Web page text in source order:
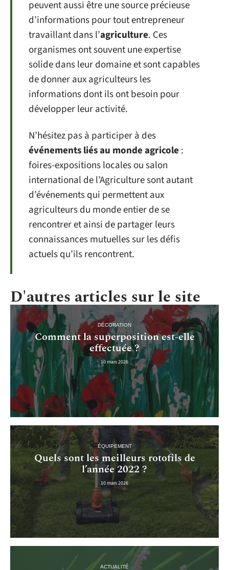
peuvent aussi être une source précieuse
d’informations pour tout entrepreneur
travaillant dans l’agriculture. Ces
organismes ont souvent une expertise
solide dans leur domaine et sont capables
de donner aux agriculteurs les
informations dont ils ont besoin pour
développer leur activité.
N’hésitez pas à participer à des
événements liés au monde agricole :
foires-expositions locales ou salon
international de l’Agriculture sont autant
d’événements qui permettent aux
agriculteurs du monde entier de se
rencontrer et ainsi de partager leurs
connaissances mutuelles sur les défis
actuels qu’ils rencontrent.
D'autres articles sur le site
DÉCORATION
Comment la superposition est-elle
effectuée ?
10 mars 2026
ÉQUIPEMENT
Quels sont les meilleurs rotofils de
l’année 2022 ?
10 mars 2026
ACTUALITÉ